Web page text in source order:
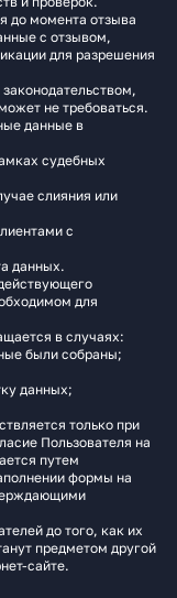
до момента отзыва
с отзывом,
для разрешения
не требоваться.
данные в
судебных
слияния или
с
данных.
для
в случаях:
были собраны;
данных;
только при
Пользователя на
путем
формы на
до того, как их
предметом другой
сайте.